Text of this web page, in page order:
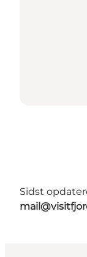
Sidst